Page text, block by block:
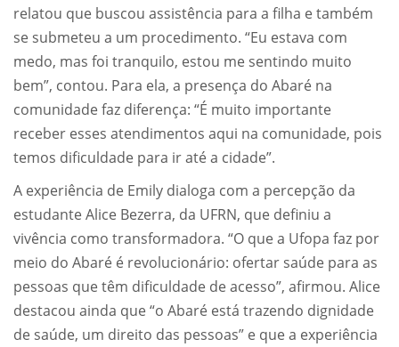
relatou que buscou assistência para a filha e também
se submeteu a um procedimento. “Eu estava com
medo, mas foi tranquilo, estou me sentindo muito
bem”, contou. Para ela, a presença do Abaré na
comunidade faz diferença: “É muito importante
receber esses atendimentos aqui na comunidade, pois
temos dificuldade para ir até a cidade”.
A experiência de Emily dialoga com a percepção da
estudante Alice Bezerra, da UFRN, que definiu a
vivência como transformadora. “O que a Ufopa faz por
meio do Abaré é revolucionário: ofertar saúde para as
pessoas que têm dificuldade de acesso”, afirmou. Alice
destacou ainda que “o Abaré está trazendo dignidade
de saúde, um direito das pessoas” e que a experiência